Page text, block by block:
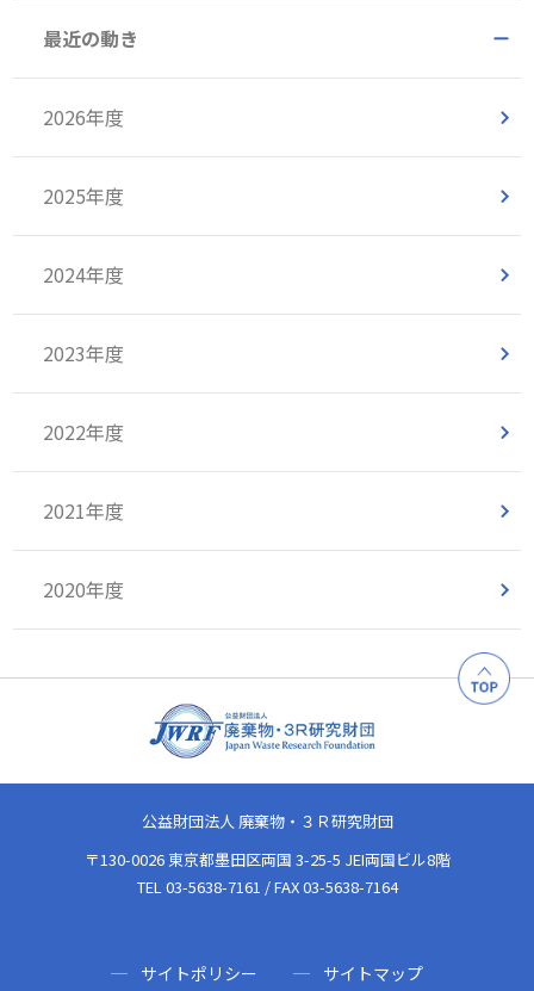
最近の動き
2026年度
2025年度
2024年度
2023年度
2022年度
2021年度
2020年度
公益財団法人 廃棄物・３Ｒ研究財団
〒130-0026 東京都墨田区両国 3-25-5 JEI両国ビル8階
TEL 03-5638-7161 / FAX 03-5638-7164
サイトポリシー サイトマップ